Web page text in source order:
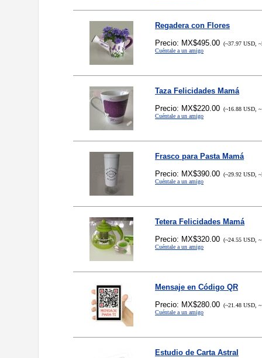
Regadera con Flores
Precio: MX$495.00 (~37.97 USD,
Cuéntale a un amigo
Taza Felicidades Mamá
Precio: MX$220.00 (~16.88 USD,
Cuéntale a un amigo
Frasco para Pasta Mamá
Precio: MX$390.00 (~29.92 USD,
Cuéntale a un amigo
Tetera Felicidades Mamá
Precio: MX$320.00 (~24.55 USD,
Cuéntale a un amigo
Mensaje en Código QR
Precio: MX$280.00 (~21.48 USD,
Cuéntale a un amigo
Estudio de Carta Astral